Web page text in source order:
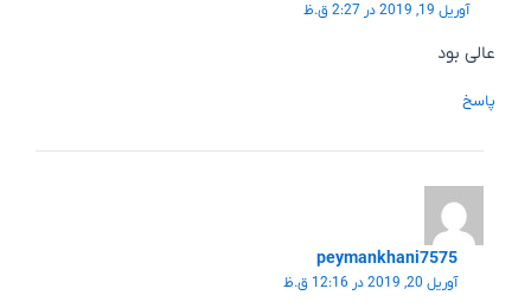
آوریل 19, 2019 در 2:27 ق.ظ
عالی بود
پاسخ
peymankhani7575
آوریل 20, 2019 در 12:16 ق.ظ